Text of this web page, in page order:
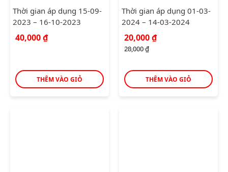
Thời gian áp dụng 15-09-
2023 – 16-10-2023
40,000₫
THÊM VÀO GIỎ
Thời gian áp dụng 01-03-
2024 – 14-03-2024
28,000₫
Giá
gốc
là:
20,000₫Giá
20,000 ₫.
THÊM VÀO GIỎ